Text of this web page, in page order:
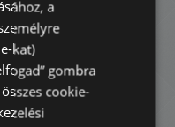
keresők
tér, az
a Károlyi kert
City Center, a
FRENCH
a
kat)
gombra
cookie-